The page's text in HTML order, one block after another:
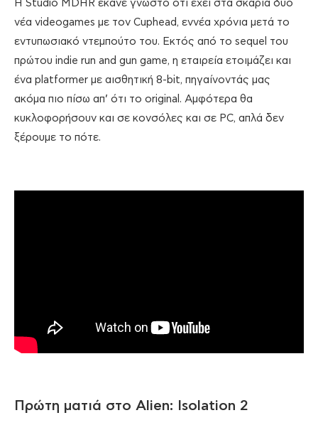
Η Studio MDHR έκανε γνωστό ότι έχει στα σκαριά δύο
νέα videogames με τον Cuphead, εννέα χρόνια μετά το
εντυπωσιακό ντεμπούτο του. Εκτός από το sequel του
πρώτου indie run and gun game, η εταιρεία ετοιμάζει και
ένα platformer με αισθητική 8-bit, πηγαίνοντάς μας
ακόμα πιο πίσω απ’ ότι το original. Αμφότερα θα
κυκλοφορήσουν και σε κονσόλες και σε PC, απλά δεν
ξέρουμε το πότε.
Πρώτη ματιά στο Alien: Isolation 2